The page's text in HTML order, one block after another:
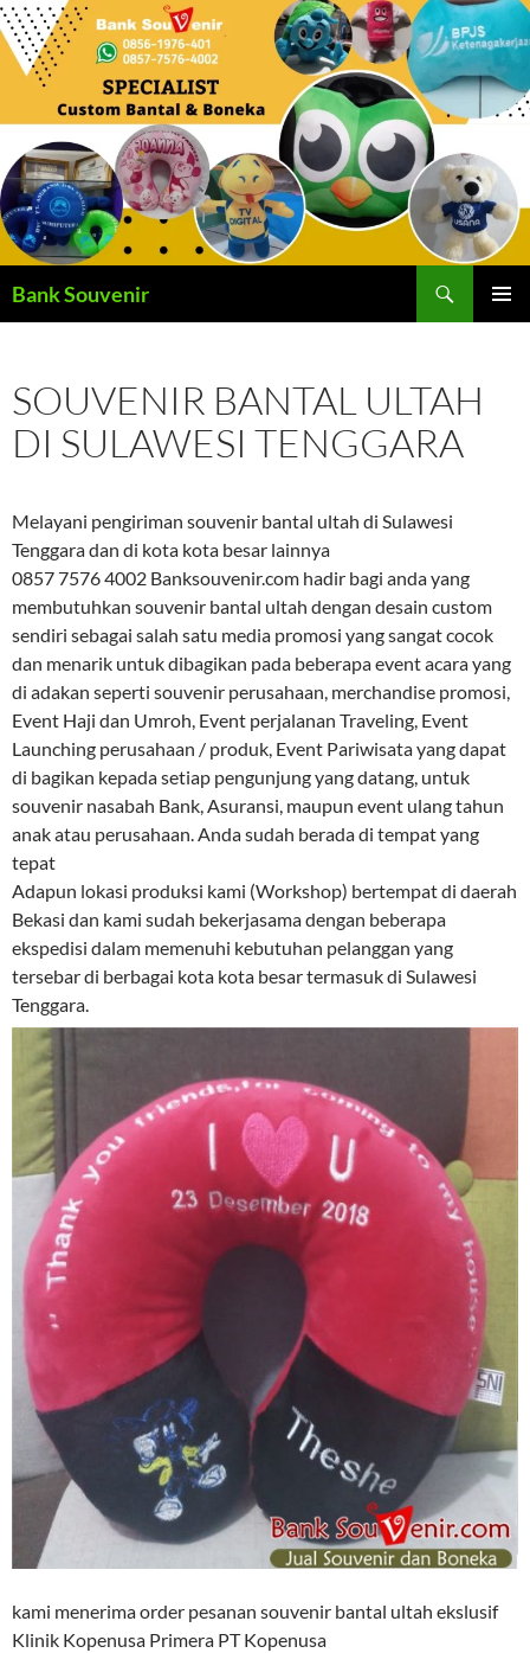
Langsung
ke
Bank Souvenir
SOUVENIR BANTAL ULTAH
DI SULAWESI TENGGARA
Melayani pengiriman souvenir bantal ultah di Sulawesi
Tenggara dan di kota kota besar lainnya
0857 7576 4002 Banksouvenir.com hadir bagi anda yang
membutuhkan souvenir bantal ultah dengan desain custom
sendiri sebagai salah satu media promosi yang sangat cocok
dan menarik untuk dibagikan pada beberapa event acara yang
di adakan seperti souvenir perusahaan, merchandise promosi,
Event Haji dan Umroh, Event perjalanan Traveling, Event
Launching perusahaan / produk, Event Pariwisata yang dapat
di bagikan kepada setiap pengunjung yang datang, untuk
souvenir nasabah Bank, Asuransi, maupun event ulang tahun
anak atau perusahaan. Anda sudah berada di tempat yang
tepat
Adapun lokasi produksi kami (Workshop) bertempat di daerah
Bekasi dan kami sudah bekerjasama dengan beberapa
ekspedisi dalam memenuhi kebutuhan pelanggan yang
tersebar di berbagai kota kota besar termasuk di Sulawesi
Tenggara.
kami menerima order pesanan souvenir bantal ultah ekslusif
Klinik Kopenusa Primera PT Kopenusa